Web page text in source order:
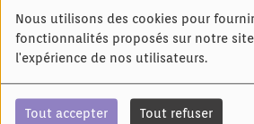
Nous utilisons des cookies pour
fonctionnalités proposés sur notre
l'expérience de nos utilisateurs.
Tout accepter Tout refuser